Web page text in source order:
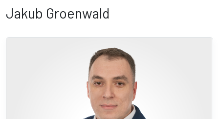
Jakub Groenwald